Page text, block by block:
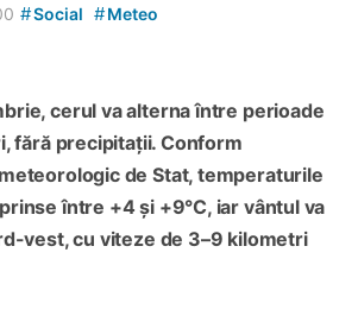
#Social #Meteo
cerul va alterna între perioade
fără precipitații. Conform
de Stat, temperaturile
între +4 și +9°C, iar vântul va
vest, cu viteze de 3–9 kilometri